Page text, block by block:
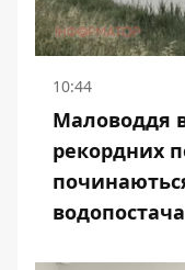
10:44
Маловоддя в
рекордних